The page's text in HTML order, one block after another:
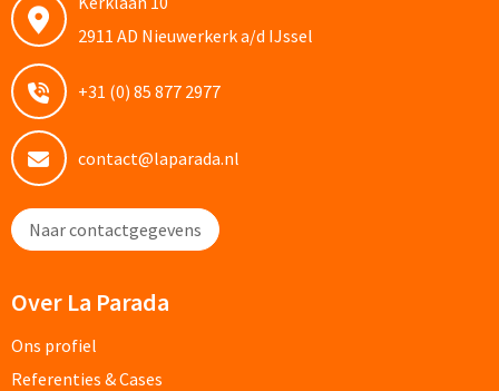
Custom made memoblaadjes
Custom made muismatten
Kantoor artikelen
Agenda's bedrukken
Linialen bedrukken
2911 AD Nieuwerkerk a/d IJssel
+31 (0) 85 877 2977
contact@laparada.nl
Naar contactgegevens
Over La Parada
Ons profiel
Referenties & Cases